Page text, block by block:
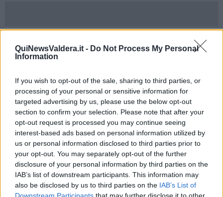
QuiNewsValdera.it - Do Not Process My Personal
Information
If you wish to opt-out of the sale, sharing to third parties, or
processing of your personal or sensitive information for
targeted advertising by us, please use the below opt-out
section to confirm your selection. Please note that after your
opt-out request is processed you may continue seeing
interest-based ads based on personal information utilized by
us or personal information disclosed to third parties prior to
your opt-out. You may separately opt-out of the further
disclosure of your personal information by third parties on the
IAB’s list of downstream participants. This information may
also be disclosed by us to third parties on the IAB’s List of
e donne,dove saranno presenti i ragazzi allenati dal maestro Yari
Flammia, tecnico anche del professionista
Manuel Pieri,
spagnolo Michael Mora sulla distanza di sei round.
Originario di Casciana Terme, Pieri è professionista dal 2025 e
finora non ha conosciuto sconfitte. L’incontro sarà un importante
banco di prova in preparazione del prossimo match del Torneo
Nino Benvenuti che Pieri dovrà affrontare nel mese di
Settembre. Torneo iniziato da Manuel con una convincente vittoria
contro l’ostico romagnolo Boutartour ad Orbetello nel sottoclou del
Continental IBO sempre organizzato dalla promoter grossetana.
Pieri, con un record di quattro match con altrettante vittorie di cui
due per ko, vuole continuare nel suo ciclo vincente davanti alla sua
gente